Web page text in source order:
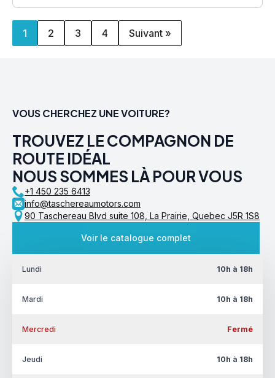
1 2 3 4 Suivant »
VOUS CHERCHEZ UNE VOITURE?
TROUVEZ LE COMPAGNON DE
ROUTE IDÉAL
NOUS SOMMES LÀ POUR VOUS
+1 450 235 6413
info@taschereaumotors.com
90 Taschereau Blvd suite 108, La Prairie, Quebec J5R 1S8
Voir le catalogue complet
Lundi 10h à 18h
Mardi 10h à 18h
Mercredi Fermé
Jeudi 10h à 18h